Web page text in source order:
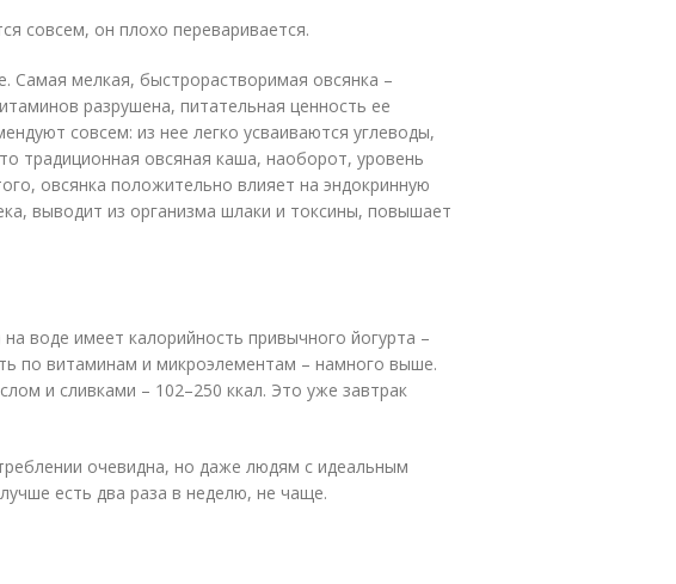
совсем, он плохо переваривается.
Самая мелкая, быстрорастворимая овсянка –
разрушена, питательная ценность ее
совсем: из нее легко усваиваются углеводы,
традиционная овсяная каша, наоборот, уровень
овсянка положительно влияет на эндокринную
выводит из организма шлаки и токсины, повышает
воде имеет калорийность привычного йогурта –
по витаминам и микроэлементам – намного выше.
и сливками – 102–250 ккал. Это уже завтрак
очевидна, но даже людям с идеальным
есть два раза в неделю, не чаще.